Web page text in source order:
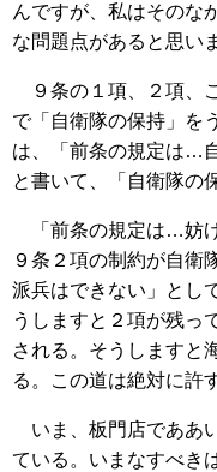
んですが、私はそのな
な問題点があると思い
９条の１項、２項、
で「自衛隊の保持」を
は、「前条の規定は…
と書いて、「自衛隊の
「前条の規定は…妨げ
９条２項の制約が自衛
派兵はできない」とし
うしますと２項が残っ
される。そうしますと
る。この道は絶対に許
いま、板門店でああ
ている。いまなすべき